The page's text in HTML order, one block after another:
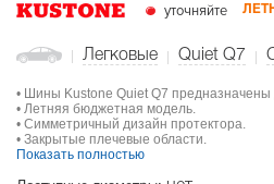
уточняйте
Легковые Quiet Q7
• Шины Kustone Quiet Q7 предназначены
• Летняя бюджетная модель.
• Симметричный дизайн протектора.
• Закрытые плечевые области.
Показать полностью